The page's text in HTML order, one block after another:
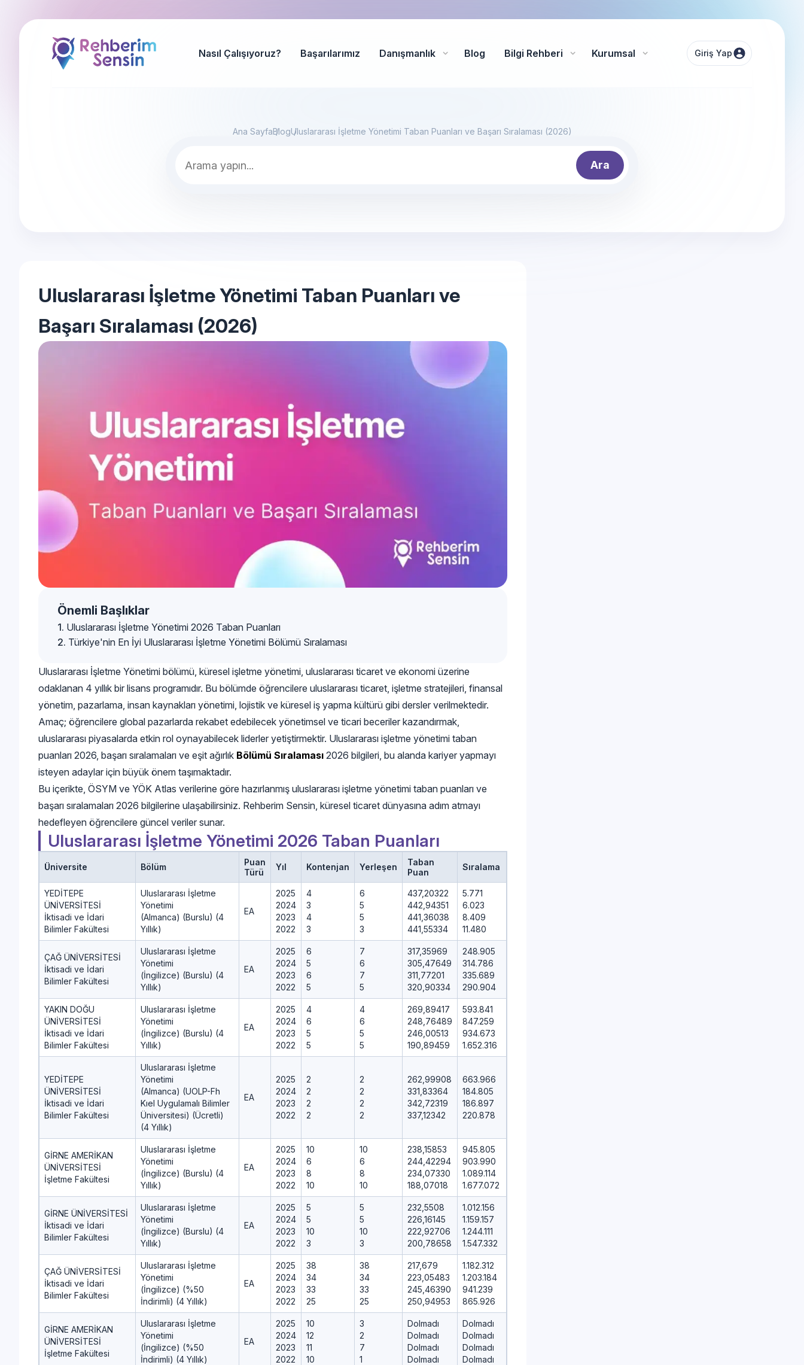
Nasıl Çalışıyoruz? Başarılarımız Danışmanlık Blog Bilgi Rehberi Kurumsal Giriş Yap
Ana SayfaBlogUluslararası İşletme Yönetimi Taban Puanları ve Başarı Sıralaması (2026)
Ara
Uluslararası İşletme Yönetimi Taban Puanları ve
Başarı Sıralaması (2026)
Önemli Başlıklar
Uluslararası İşletme Yönetimi 2026 Taban Puanları
Türkiye'nin En İyi Uluslararası İşletme Yönetimi Bölümü Sıralaması
Uluslararası İşletme Yönetimi bölümü, küresel işletme yönetimi, uluslararası ticaret ve ekonomi üzerine
odaklanan 4 yıllık bir lisans programıdır. Bu bölümde öğrencilere uluslararası ticaret, işletme stratejileri, finansal
yönetim, pazarlama, insan kaynakları yönetimi, lojistik ve küresel iş yapma kültürü gibi dersler verilmektedir.
Amaç; öğrencilere global pazarlarda rekabet edebilecek yönetimsel ve ticari beceriler kazandırmak,
uluslararası piyasalarda etkin rol oynayabilecek liderler yetiştirmektir. Uluslararası işletme yönetimi taban
puanları 2026, başarı sıralamaları ve eşit ağırlık Bölümü Sıralaması 2026 bilgileri, bu alanda kariyer yapmayı
isteyen adaylar için büyük önem taşımaktadır.
Bu içerikte, ÖSYM ve YÖK Atlas verilerine göre hazırlanmış uluslararası işletme yönetimi taban puanları ve
başarı sıralamaları 2026 bilgilerine ulaşabilirsiniz. Rehberim Sensin, küresel ticaret dünyasına adım atmayı
hedefleyen öğrencilere güncel veriler sunar.
Uluslararası İşletme Yönetimi 2026 Taban Puanları
Üniversite Bölüm
Puan
Türü
Yıl Kontenjan Yerleşen
Taban
Puan
Sıralama
YEDİTEPE
ÜNİVERSİTESİ
İktisadi ve İdari
Bilimler Fakültesi
Uluslararası İşletme
Yönetimi
(Almanca) (Burslu) (4
Yıllık)
EA
2025
2024
2023
2022
4
3
4
3
6
5
5
3
437,20322
442,94351
441,36038
441,55334
5.771
6.023
8.409
11.480
ÇAĞ ÜNİVERSİTESİ
İktisadi ve İdari
Bilimler Fakültesi
Uluslararası İşletme
Yönetimi
(İngilizce) (Burslu) (4
Yıllık)
EA
2025
2024
2023
2022
6
5
6
5
7
6
7
5
317,35969
305,47649
311,77201
320,90334
248.905
314.786
335.689
290.904
YAKIN DOĞU
ÜNİVERSİTESİ
İktisadi ve İdari
Bilimler Fakültesi
Uluslararası İşletme
Yönetimi
(İngilizce) (Burslu) (4
Yıllık)
EA
2025
2024
2023
2022
4
6
5
5
4
6
5
5
269,89417
248,76489
246,00513
190,89459
593.841
847.259
934.673
1.652.316
YEDİTEPE
ÜNİVERSİTESİ
İktisadi ve İdari
Bilimler Fakültesi
Uluslararası İşletme
Yönetimi
(Almanca) (UOLP-Fh
Kıel Uygulamalı Bilimler
Üniversitesi) (Ücretli)
(4 Yıllık)
EA
2025
2024
2023
2022
2
2
2
2
2
2
2
2
262,99908
331,83364
342,72319
337,12342
663.966
184.805
186.897
220.878
GİRNE AMERİKAN
ÜNİVERSİTESİ
İşletme Fakültesi
Uluslararası İşletme
Yönetimi
(İngilizce) (Burslu) (4
Yıllık)
EA
2025
2024
2023
2022
10
6
8
10
10
6
8
10
238,15853
244,42294
234,07330
188,07018
945.805
903.990
1.089.114
1.677.072
GİRNE ÜNİVERSİTESİ
İktisadi ve İdari
Bilimler Fakültesi
Uluslararası İşletme
Yönetimi
(İngilizce) (Burslu) (4
Yıllık)
EA
2025
2024
2023
2022
5
5
10
3
5
5
10
3
232,5508
226,16145
222,92706
200,78658
1.012.156
1.159.157
1.244.111
1.547.332
ÇAĞ ÜNİVERSİTESİ
İktisadi ve İdari
Bilimler Fakültesi
Uluslararası İşletme
Yönetimi
(İngilizce) (%50
İndirimli) (4 Yıllık)
EA
2025
2024
2023
2022
38
34
33
25
38
34
33
25
217,679
223,05483
245,46390
250,94953
1.182.312
1.203.184
941.239
865.926
GİRNE AMERİKAN
ÜNİVERSİTESİ
İşletme Fakültesi
Uluslararası İşletme
Yönetimi
(İngilizce) (%50
İndirimli) (4 Yıllık)
EA
2025
2024
2023
2022
10
12
11
10
3
2
7
1
Dolmadı
Dolmadı
Dolmadı
Dolmadı
Dolmadı
Dolmadı
Dolmadı
Dolmadı